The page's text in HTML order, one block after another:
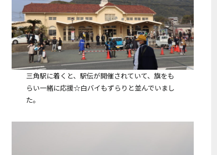
三角駅に着くと、駅伝が開催されていて、旗をも
らい一緒に応援☆白バイもずらりと並んでいまし
た。